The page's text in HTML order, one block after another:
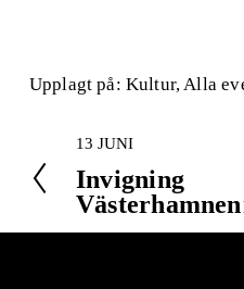
Upplagt på: Kultur, Alla
F
ö
r
13 JUNI
Invigning
Västerhamnen